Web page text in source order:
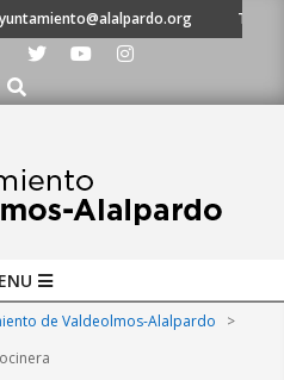
TE
Buscar
de Valdeolmos-Alalpardo
>